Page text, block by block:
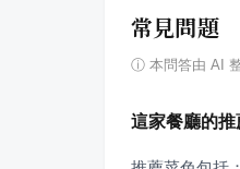
常見問題
ⓘ 本問答由 AI
這家餐廳的推